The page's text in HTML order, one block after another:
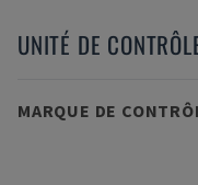
UNITÉ DE
MARQUE DE